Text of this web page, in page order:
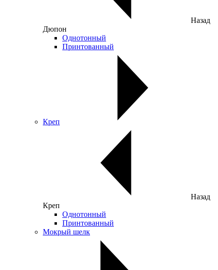
Назад
Дюпон
Однотонный
Принтованный
Креп
Назад
Креп
Однотонный
Принтованный
Мокрый шелк